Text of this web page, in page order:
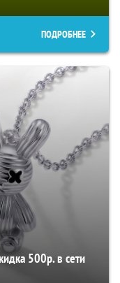
ПОДРОБНЕЕ
500р. в сети